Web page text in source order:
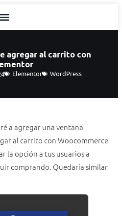
agregar al carrito con
Elementor WordPress
a agregar una ventana
al carrito con Woocommerce
la opción a tus usuarios a
comprando. Quedaría similar